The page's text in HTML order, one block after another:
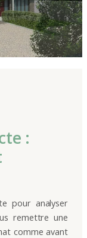
:
pour analyser
remettre une
comme avant